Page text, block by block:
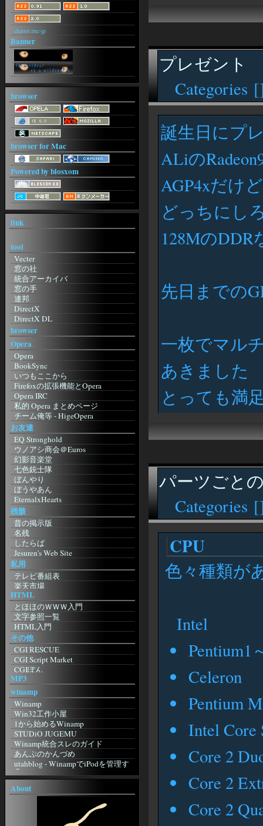
プレゼント
Categories [
誕生日にプ
ALiの
AGP4xだけ
どっちにし
128Mの
先日までの
一枚でマル
あきました
とっても満
パーツごと
Categories [
CPU
色々種類が
Intel
Pentium1
Celeron
Pentium M
Intel Core
Core 2
Core 2
Core 2
charset:euc-jp
Banner
browser
browser for Mac
Powered by blosxom
link
tool
Vecter
窓の社
統合アーカイバ
窓の手
連邦
DirectX
DirectX DL
ねこみみの世を忍ぶ仮のHP
紙 2001
IM
MSN メッセンジャー
MSN メッセ ガイド
Regnessem
Miranda
み～ちゃんのICQ
Skype
Instant Messenger Club
辞書
Goo
Infoseek
ドライバ
超ドライバリンク集
Nvidia
ATI
Intel
browser
Opera
Opera
BookSync
いつもここから
Firefoxの拡張機能とOpera
Opera IRC
私的 Opera まとめページ
チーム俺等 - HigeOpera
Opera The Fastest Browser on Earth
Wandering Linux 5-3 (Opera
Entrance Page)
MoonStone'S Laboratory
Shishimushi
A blog? with Σαιτω
Choose Opera 日本支部
Kuruman Log - by Kuruma
Mozilla
Mozilla Japan
もじら組
Firefoxまとめサイト
Netscape Japan
Netscape.com
Camino. Mozilla Power, Mac Style
Safari
Bagel
etc
Browser.js
タブブラウザ推奨委員会
Sleipnir
Sylera
Lynx
影鷹
Amaya
Lite
JBrowser
お友達
EQ Stronghold
ウノアシ商会＠Euros
幻影音楽堂
七色銃士隊
ぼんやり
ぼうやあん
EternalxHearts
兵糧攻め
明日もきっと晴れ！
SolomonHeadQuaters
蛙猫子之首頁
アサの夢
giddous moon
ホテル降魔殿
銀天盤
Rpu.Net
お友達blog
RETSUDEN
跡 地
がらくた館跡地
特に意味もなく
Imitation Flowers：日記
ぎほたるしんちゃん
KUNSTMUSEUM
良い子のジャポニカ日記帳
☆美幼女の日記帳・３☆
桃色蜥蜴日記
三日坊主克服日記
似非勇者の隠れ家
良い子のジャポニカ日記帳
ふにふに
ARUPU
Ownerの外部Log
六角軍記
無人の家で発見された手記
blizzardの日記
おはようから おやすみまで 己を見
ジャコウネコの棲む森
残骸
昔の掲示版
名残
したらば
Jesuren's Web Site
私用
テレビ番組表
楽天市場
楽天アフィリエイト
amazon.co.jp
NetMile
WebMoney
eBOOK・OFF
Domino's Pizza
すかいらーく
HTML
とほほのＷＷＷ入門
文字参照一覧
HTML入門
その他
CGI RESCUE
CGI Script Market
CGIぽん
Going My Way
ImageCanvas
KENT WEB
MAKOTO3.NET
Mini CGI
WonderLink【CGI配布サイト】
ぴんぽんすくりぷと
インターネット＆CGI入門講座
個人掲示板 powered by teacup.
研究室☆
CGI・Perl入門
FLASH DESIGN WILL
TrendMicro
MP3
winamp
Winamp
Win32工作小屋
1から始めるWinamp
STUDiO JUGEMU
Winamp統合スレのガイド
あんぷのかんづめ
utahblog - WinampでiPodを管理す
る
foobar2000
foobar2000
About